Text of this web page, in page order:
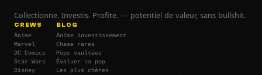
Collectionne. Investis. Profite. — potentiel de valeur, sans bullshit.
CREWS
Anime
Marvel
DC Comics
Star Wars
Disney
BLOG
Anime investissement
Chase rares
Pops vaultées
Évaluer sa pop
Les plus chères